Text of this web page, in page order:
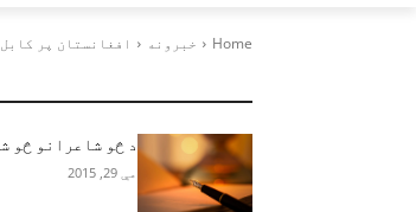
Home خبرونه افغانستان پر
د څو شاعرانو څو
مې 29, 2015